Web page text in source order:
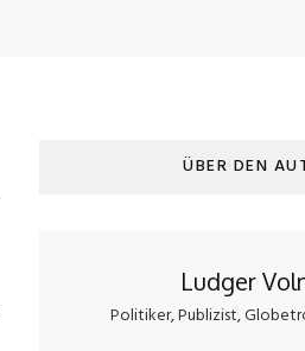
ÜBER DEN
Ludger
Politiker, Publizist,